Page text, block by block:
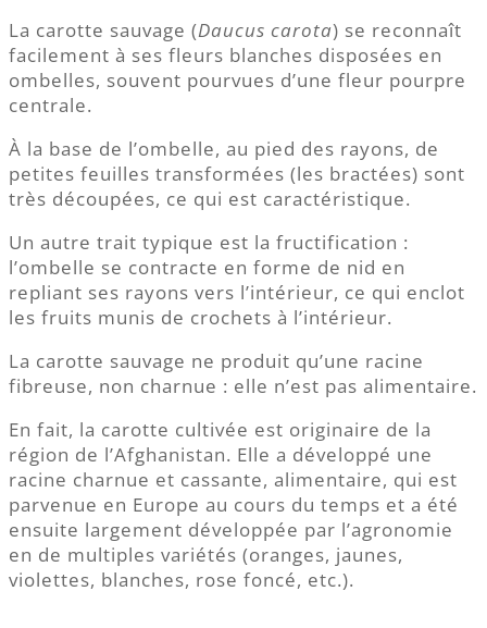
La carotte sauvage (Daucus carota) se reconnaît
facilement à ses fleurs blanches disposées en
ombelles, souvent pourvues d’une fleur pourpre
centrale.
À la base de l’ombelle, au pied des rayons, de
petites feuilles transformées (les bractées) sont
très découpées, ce qui est caractéristique.
Un autre trait typique est la fructification :
l’ombelle se contracte en forme de nid en
repliant ses rayons vers l’intérieur, ce qui enclot
les fruits munis de crochets à l’intérieur.
La carotte sauvage ne produit qu’une racine
fibreuse, non charnue : elle n’est pas alimentaire.
En fait, la carotte cultivée est originaire de la
région de l’Afghanistan. Elle a développé une
racine charnue et cassante, alimentaire, qui est
parvenue en Europe au cours du temps et a été
ensuite largement développée par l’agronomie
en de multiples variétés (oranges, jaunes,
violettes, blanches, rose foncé, etc.).